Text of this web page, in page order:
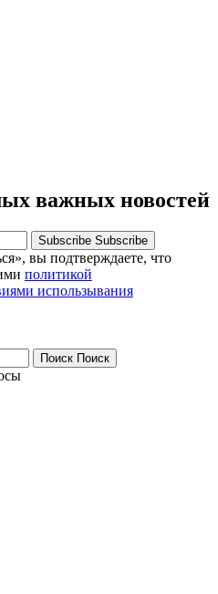
важных новостей
Subscribe Subscribe
вы подтверждаете, что
политикой
использывания
Поиск Поиск